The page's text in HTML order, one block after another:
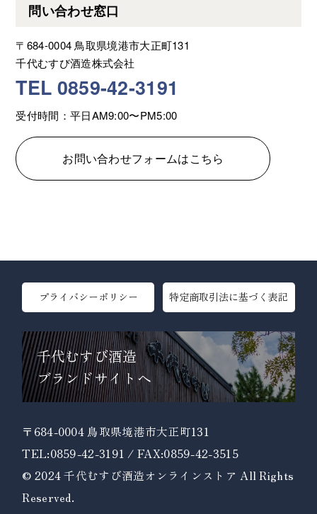
問い合わせ窓口
〒684-0004 鳥取県境港市大正町131
千代むすび酒造株式会社
TEL 0859-42-3191
受付時間：平日AM9:00〜PM5:00
お問い合わせフォームはこちら
プライバシーポリシー 特定商取引法に基づく表記
千代むすび酒造
ブランドサイトへ
〒684-0004 鳥取県境港市大正町131
TEL:0859-42-3191 / FAX:0859-42-3515
© 2024 千代むすび酒造オンラインストア All Rights
Reserved.